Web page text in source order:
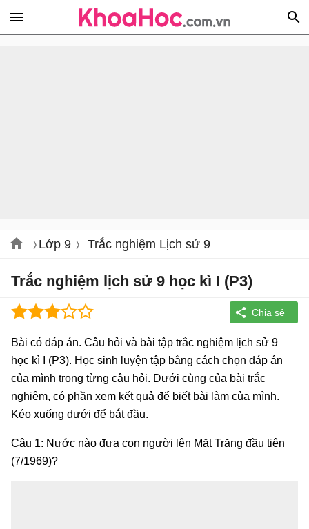
Lớp 9 Trắc nghiệm Lịch sử 9
Trắc nghiệm lịch sử 9 học kì I (P3)
Bài có đáp án. Câu hỏi và bài tập trắc nghiệm lịch sử 9
học kì I (P3). Học sinh luyện tập bằng cách chọn đáp án
của mình trong từng câu hỏi. Dưới cùng của bài trắc
nghiệm, có phần xem kết quả để biết bài làm của mình.
Kéo xuống dưới để bắt đầu.
Câu 1: Nước nào đưa con người lên Mặt Trăng đầu tiên
(7/1969)?